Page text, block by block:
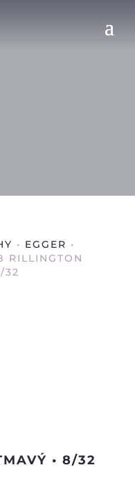
• EGGER •
RILLINGTON
32
• 8/32